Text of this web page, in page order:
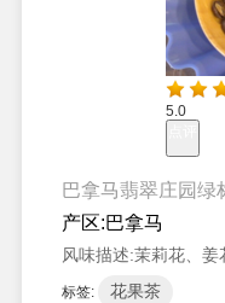
5.0
巴拿马翡翠庄园绿
产区:巴拿马
风味描述:茉莉花、姜
标签: 花果茶